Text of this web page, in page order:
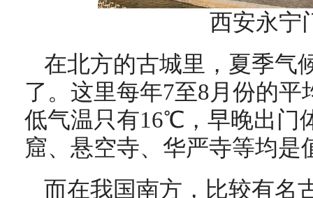
西安永宁
在北方的古城里，夏季气
了。这里每年7至8月份的
低气温只有16℃，早晚出门
窟、悬空寺、华严寺等均是
而在我国南方，比较有名